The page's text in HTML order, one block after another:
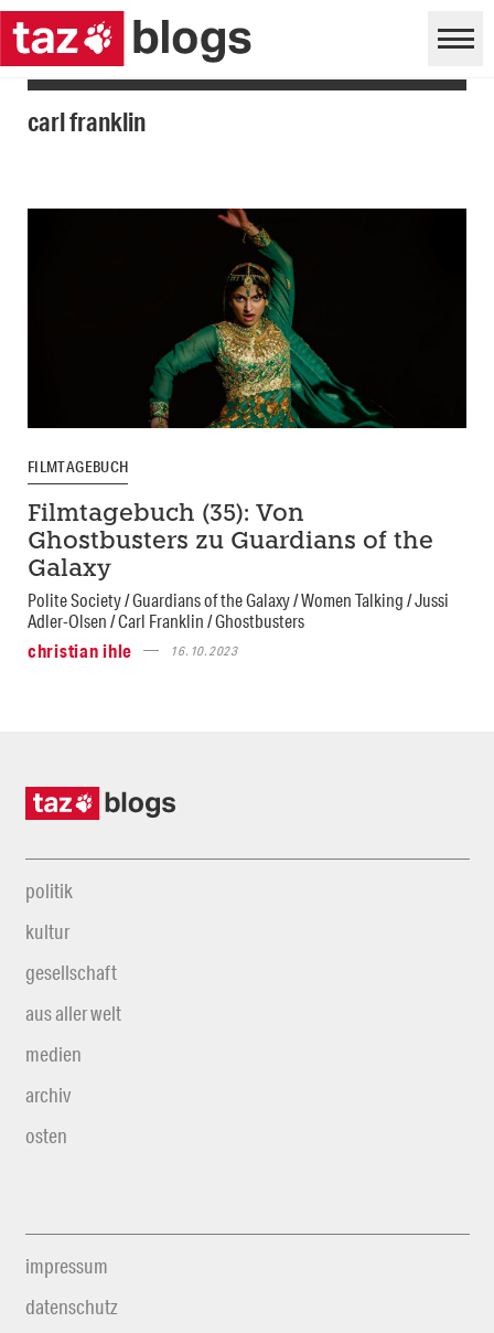
carl franklin
FILMTAGEBUCH
Filmtagebuch (35): Von
Ghostbusters zu Guardians of the
Galaxy
Polite Society / Guardians of the Galaxy / Women Talking / Jussi
Adler-Olsen / Carl Franklin / Ghostbusters
christian ihle
16.10.2023
politik
kultur
gesellschaft
aus aller welt
medien
archiv
osten
impressum
datenschutz